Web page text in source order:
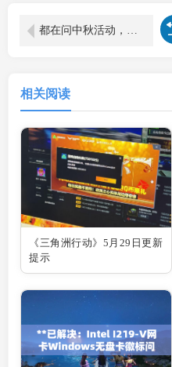
相关阅读
《三角洲行动》5月29日更新
提示